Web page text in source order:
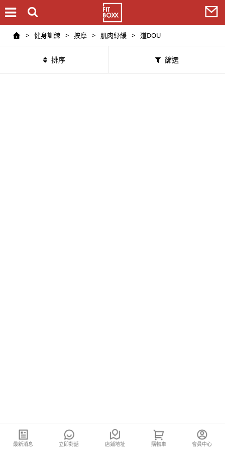
> 健身訓練 > 按摩 > 肌肉紓緩 > 道DOU
排序 篩選
最新消息 立即對話 店鋪地址 購物車 會員中心